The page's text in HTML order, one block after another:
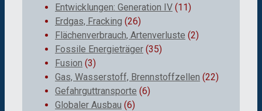
Entwicklungen: Generation IV (11)
Erdgas, Fracking (26)
Flächenverbrauch, Artenverluste (2)
Fossile Energieträger (35)
Fusion (3)
Gas, Wasserstoff, Brennstoffzellen (22)
Gefahrguttransporte (6)
Globaler Ausbau (6)